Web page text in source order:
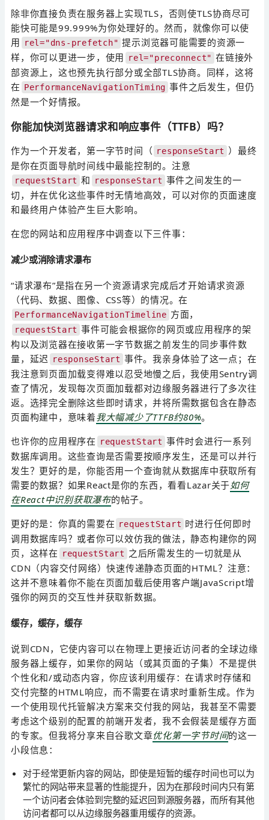
除非你直接负责在服务器上实现TLS，否则使TLS协商尽可
能快可能是99.999%为你处理好的。然而，就像你可以使
用
rel="dns-prefetch" 提示浏览器可能需要的资源一
样，你可以更进一步，使用
rel="preconnect" 在链接外
部资源上，这也预先执行部分或全部TLS协商。同样，这将
在 PerformanceNavigationTiming 事件之后发生，但仍
然是一个好情报。
你能加快浏览器请求和响应事件（TTFB）吗？
作为一个开发者，第一字节时间（ responseStart ）最终
是你在页面导航时间线中最能控制的。注意
requestStart 和 responseStart 事件之间发生的一
切，并在优化这些事件时无情地高效，可以对你的页面速度
和最终用户体验产生巨大影响。
在您的网站和应用程序中调查以下三件事：
减少或消除请求瀑布
“请求瀑布”是指在另一个资源请求完成后才开始请求资源
（代码、数据、图像、CSS等）的情况。在
PerformanceNavigationTimeline 方面，
requestStart 事件可能会根据你的网页或应用程序的架
构以及浏览器在接收第一字节数据之前发生的同步事件数
量，延迟 responseStart 事件。我亲身体验了这一点；在
我注意到页面加载变得难以忍受地慢之后，我使用Sentry调
查了情况，发现每次页面加载都对边缘服务器进行了多次往
返。选择完全删除这些即时请求，并将所需数据包含在静态
页面构建中，意味着我大幅减少了TTFB约80%。
也许你的应用程序在
requestStart 事件时会进行一系列
数据库调用。这些查询是否需要按顺序发生，还是可以并行
发生？更好的是，你能否用一个查询就从数据库中获取所有
需要的数据？如果React是你的东西，看看Lazar关于如何
在React中识别获取瀑布的帖子。
更好的是：你真的需要在 requestStart 时进行任何即时
调用数据库吗？或者你可以效仿我的做法，静态构建你的网
页，这样在
requestStart 之后所需发生的一切就是从
CDN（内容交付网络）快速传递静态页面的HTML？注意：
这并不意味着你不能在页面加载后使用客户端JavaScript增
强你的网页的交互性并获取新数据。
缓存，缓存，缓存
说到CDN，它使内容可以在物理上更接近访问者的全球边缘
服务器上缓存，如果你的网站（或其页面的子集）不是提供
个性化和/或动态内容，你应该利用缓存：在请求时存储和
交付完整的HTML响应，而不需要在请求时重新生成。作为
一个使用现代托管解决方案来交付我的网站，我甚至不需要
考虑这个级别的配置的前端开发者，我不会假装是缓存方面
的专家。但我将分享来自谷歌文章优化第一字节时间的这一
小段信息：
对于经常更新内容的网站，即使是短暂的缓存时间也可以为
繁忙的网站带来显著的性能提升，因为在那段时间内只有第
一个访问者会体验到完整的延迟回到源服务器，而所有其他
访问者都可以从边缘服务器重用缓存的资源。